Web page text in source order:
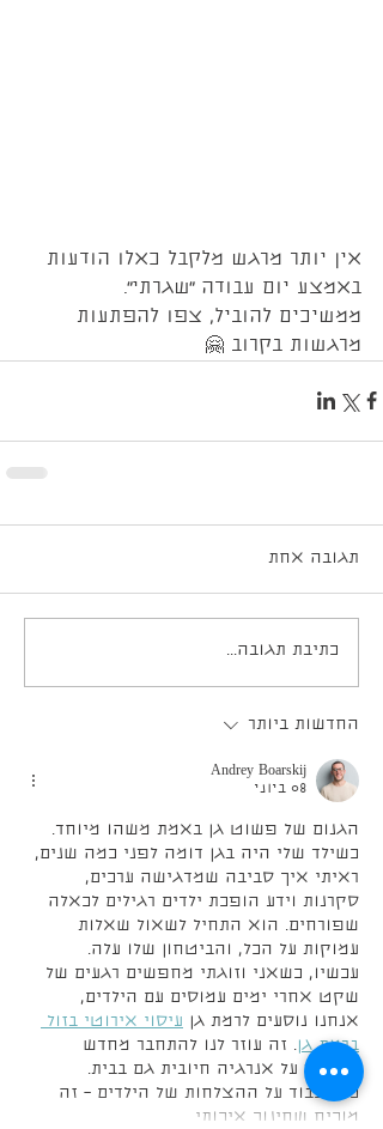
אין יותר מרגש מלקבל כאלו הודעות
באמצע יום עבודה ״שגרתי״.
ממשיכים להוביל, צפו להפתעות
מרגשות בקרוב 🤗
תגובה אחת
כתיבת תגובה...
החדשות ביותר
Andrey Boarskij
08 ביוני
הגנום של פשוט גן באמת משהו מיוחד.
כשילד שלי היה בגן דומה לפני כמה שנים,
ראיתי איך סביבה שמדגישה ערכים,
סקרנות וידע הופכת ילדים רגילים לכאלה
שפורחים. הוא התחיל לשאול שאלות
עמוקות על הכל, והביטחון שלו עלה.
עכשיו, כשאני וזוגתי מחפשים רגעים של
שקט אחרי ימים עמוסים עם הילדים,
אנחנו נוסעים לרמת גן עיסוי אירוטי בזול
ברמת גן. זה עוזר לנו להתחבר מחדש
ולשמור על אנרגיה חיובית גם בבית.
כל הכבוד על ההצלחות של הילדים – זה
מוכיח שחינוך איכותי…